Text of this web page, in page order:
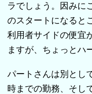
ラでしょう。因みに
のスタートになると
利用者サイドの便宜
ますが、ちょっとハ
パートさんは別とし
時までの勤務、そし